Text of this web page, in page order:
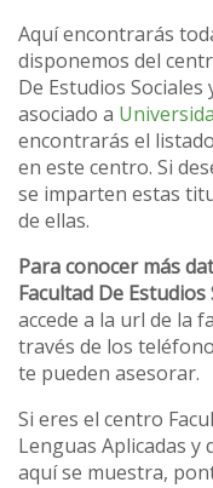
Aquí encontrarás
disponemos del
De Estudios Sociales
asociado a
encontrarás el
en este centro. Si
se imparten estas
de ellas.
Para conocer más
Facultad De
accede a la url de la
través de los
te pueden asesorar.
Si eres el centro
Lenguas Aplicadas
aquí se muestra,